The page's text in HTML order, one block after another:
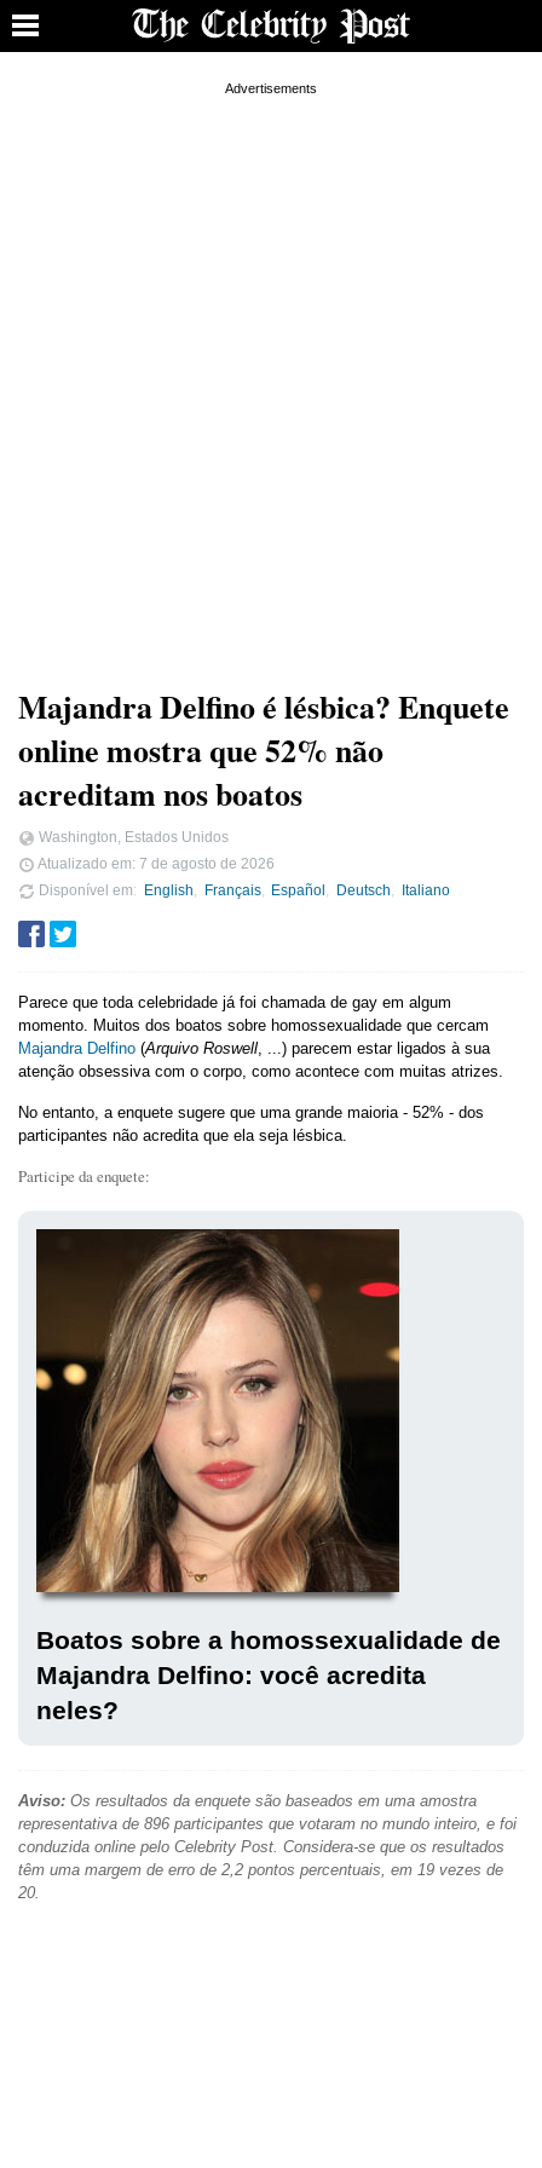
Majandra Delfino é lésbica? Enquete
online mostra que 52% não
acreditam nos boatos
Washington, Estados Unidos
Atualizado em: 7 de agosto de 2026
Disponível em
English Français Español Deutsch Italiano
Parece que toda celebridade já foi chamada de gay em algum
momento. Muitos dos boatos sobre homossexualidade que cercam
Majandra Delfino (Arquivo Roswell, ...) parecem estar ligados à sua
atenção obsessiva com o corpo, como acontece com muitas atrizes.
No entanto, a enquete sugere que uma grande maioria - 52% - dos
participantes não acredita que ela seja lésbica.
Participe da enquete:
Boatos sobre a homossexualidade de
Majandra Delfino: você acredita
neles?
Aviso: Os resultados da enquete são baseados em uma amostra
representativa de 896 participantes que votaram no mundo inteiro, e foi
conduzida online pelo Celebrity Post. Considera-se que os resultados
têm uma margem de erro de 2,2 pontos percentuais, em 19 vezes de
20.